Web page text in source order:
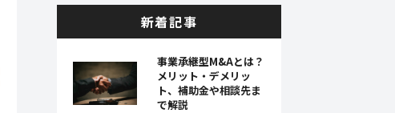
新着記事
事業承継型M&Aとは？
メリット・デメリッ
ト、補助金や相談先ま
で解説